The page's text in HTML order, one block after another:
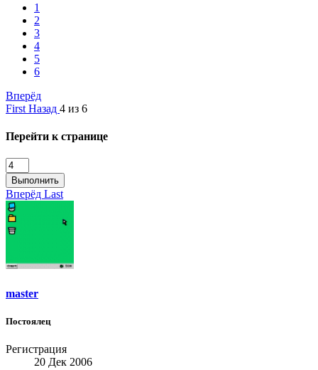
1
2
3
4
5
6
Вперёд
First Назад 4 из 6
Перейти к странице
Выполнить
Вперёд Last
master
Постоялец
Регистрация
20 Дек 2006